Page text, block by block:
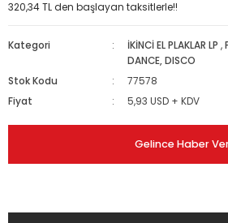
320,34 TL den başlayan taksitlerle!!
Kategori İKİNCİ EL PLAKLAR LP ,
DANCE, DISCO
Stok Kodu
77578
Fiyat
5,93 USD + KDV
Gelince Haber